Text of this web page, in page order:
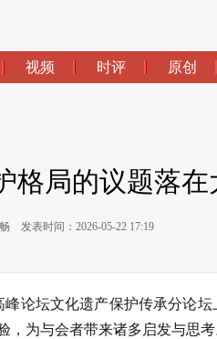
视频 时评 原创
格局的议题落
发表时间：2026-05-22 17:19
峰论坛文化遗产保护传承分论
为与会者带来诸多启发与思考